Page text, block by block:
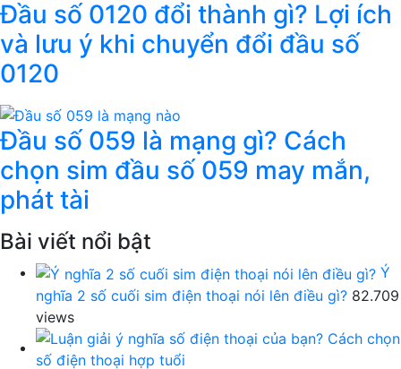
Đầu số 0120 đổi thành gì? Lợi ích
và lưu ý khi chuyển đổi đầu số
0120
Đầu số 059 là mạng gì? Cách
chọn sim đầu số 059 may mắn,
phát tài
Bài viết nổi bật
Ý
nghĩa 2 số cuối sim điện thoại nói lên điều gì? 82.709
views